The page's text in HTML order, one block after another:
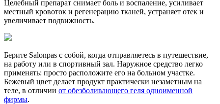
Целебный препарат снимает боль и воспаление, усиливает
местный кровоток и регенерацию тканей, устраняет отек и
увеличивает подвижность.
Берите Salonpas с собой, когда отправляетесь в путешествие,
на работу или в спортивный зал. Наружное средство легко
применять: просто расположите его на больном участке.
Бежевый цвет делает продукт практически незаметным на
теле, в отличии от обезболивающего геля одноименной
фирмы.